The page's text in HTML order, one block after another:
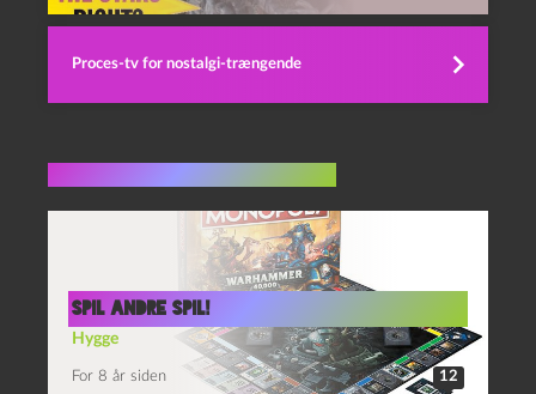
Proces-tv for nostalgi-trængende
Spil andre spil!
Hygge
For 8 år siden 12